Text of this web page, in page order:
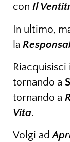
con Il
In ultimo,
la
Riacquisisci
tornando a
tornando a
Vita.
Volgi ad